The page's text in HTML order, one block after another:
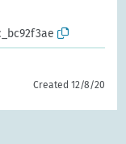
Created 12/8/20